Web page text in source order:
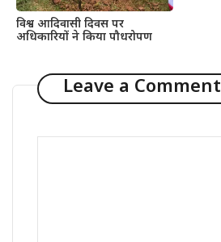
विश्व आदिवासी दिवस पर
अधिकारियों ने किया पौधरोपण
Leave a Comment